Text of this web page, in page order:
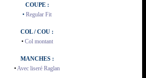
COUPE :
• Regular Fit
COL / COU :
• Col montant
MANCHES :
•Avec liseré Raglan